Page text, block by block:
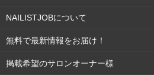
NAILISTJOBについて
無料で最新情報をお届け！
掲載希望のサロンオーナー様